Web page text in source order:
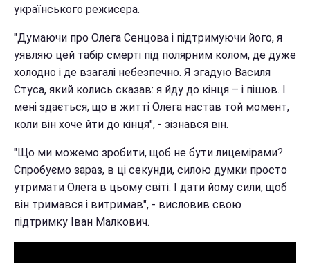
українського режисера.
"Думаючи про Олега Сенцова і підтримуючи його, я
уявляю цей табір смерті під полярним колом, де дуже
холодно і де взагалі небезпечно. Я згадую Василя
Стуса, який колись сказав: я йду до кінця – і пішов. І
мені здається, що в житті Олега настав той момент,
коли він хоче йти до кінця", - зізнався він.
"Що ми можемо зробити, щоб не бути лицемірами?
Спробуємо зараз, в ці секунди, силою думки просто
утримати Олега в цьому світі. І дати йому сили, щоб
він тримався і витримав", - висловив свою
підтримку Іван Малкович.